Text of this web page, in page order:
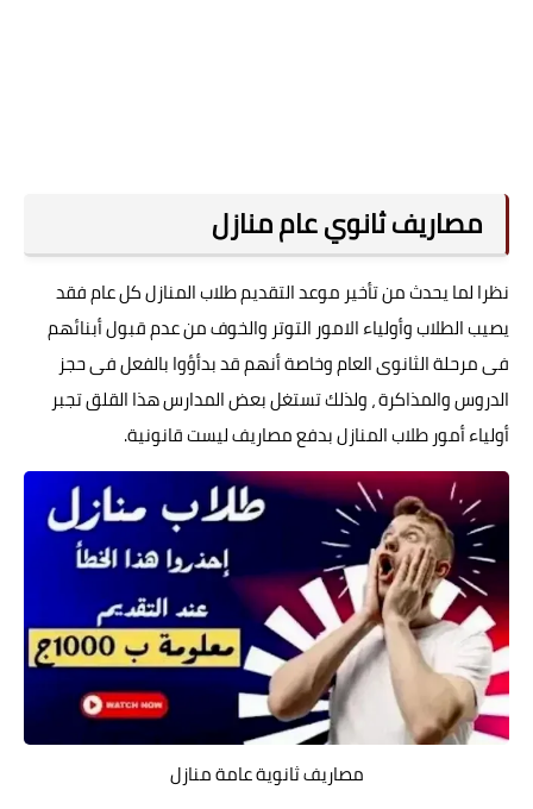
مصاريف ثانوي عام منازل
نظرا لما يحدث من تأخير موعد التقديم طلاب المنازل كل عام فقد
يصيب الطلاب وأولياء الامور التوتر والخوف من عدم قبول أبنائهم
فى مرحلة الثانوى العام وخاصة أنهم قد بدأؤوا بالفعل فى حجز
الدروس والمذاكرة ، ولذلك تستغل بعض المدارس هذا القلق تجبر
أولياء أمور طلاب المنازل بدفع مصاريف ليست قانونية.
مصاريف ثانوية عامة منازل